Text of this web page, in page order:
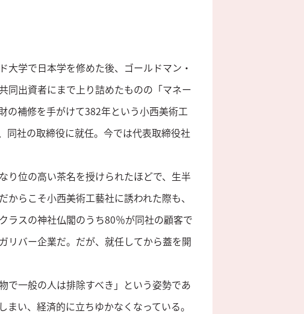
大学で日本学を修めた後、ゴールドマン・
同出資者にまで上り詰めたものの「マネー
の補修を手がけて382年という小西美術工
同社の取締役に就任。今では代表取締役社
り位の高い茶名を授けられたほどで、生半
らこそ小西美術工藝社に誘われた際も、
ラスの神社仏閣のうち80％が同社の顧客で
リバー企業だ。だが、就任してから蓋を開
で一般の人は排除すべき」という姿勢であ
い、経済的に立ちゆかなくなっている。